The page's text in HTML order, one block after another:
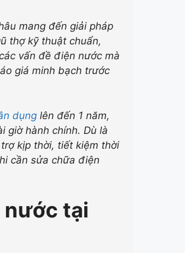
mang đến giải pháp
thợ kỹ thuật chuẩn,
vấn đề điện nước mà
giá minh bạch trước
dụng lên đến 1 năm,
giờ hành chính. Dù là
kịp thời, tiết kiệm thời
cần sửa chữa điện
nước tại